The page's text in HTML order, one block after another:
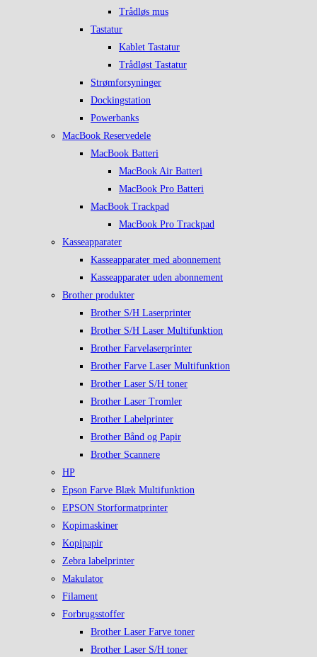
Trådløs mus
Tastatur
Kablet Tastatur
Trådløst Tastatur
Strømforsyninger
Dockingstation
Powerbanks
MacBook Reservedele
MacBook Batteri
MacBook Air Batteri
MacBook Pro Batteri
MacBook Trackpad
MacBook Pro Trackpad
Kasseapparater
Kasseapparater med abonnement
Kasseapparater uden abonnement
Brother produkter
Brother S/H Laserprinter
Brother S/H Laser Multifunktion
Brother Farvelaserprinter
Brother Farve Laser Multifunktion
Brother Laser S/H toner
Brother Laser Tromler
Brother Labelprinter
Brother Bånd og Papir
Brother Scannere
HP
Epson Farve Blæk Multifunktion
EPSON Storformatprinter
Kopimaskiner
Kopipapir
Zebra labelprinter
Makulator
Filament
Forbrugsstoffer
Brother Laser Farve toner
Brother Laser S/H toner